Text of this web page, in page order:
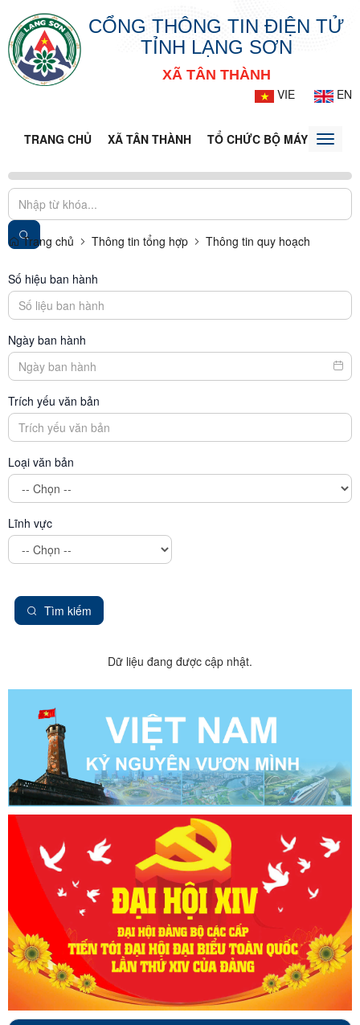
CỔNG THÔNG TIN ĐIỆN TỬ
TỈNH LẠNG SƠN
XÃ TÂN THÀNH
VIE
EN
TRANG CHỦ XÃ TÂN THÀNH TỔ CHỨC BỘ MÁY
Toggle
Trang chủ Thông tin tổng hợp Thông tin quy hoạch
Số hiệu ban hành
Ngày ban hành
Trích yếu văn bản
Loại văn bản
Lĩnh vực
Tìm kiếm
Dữ liệu đang được cập nhật.